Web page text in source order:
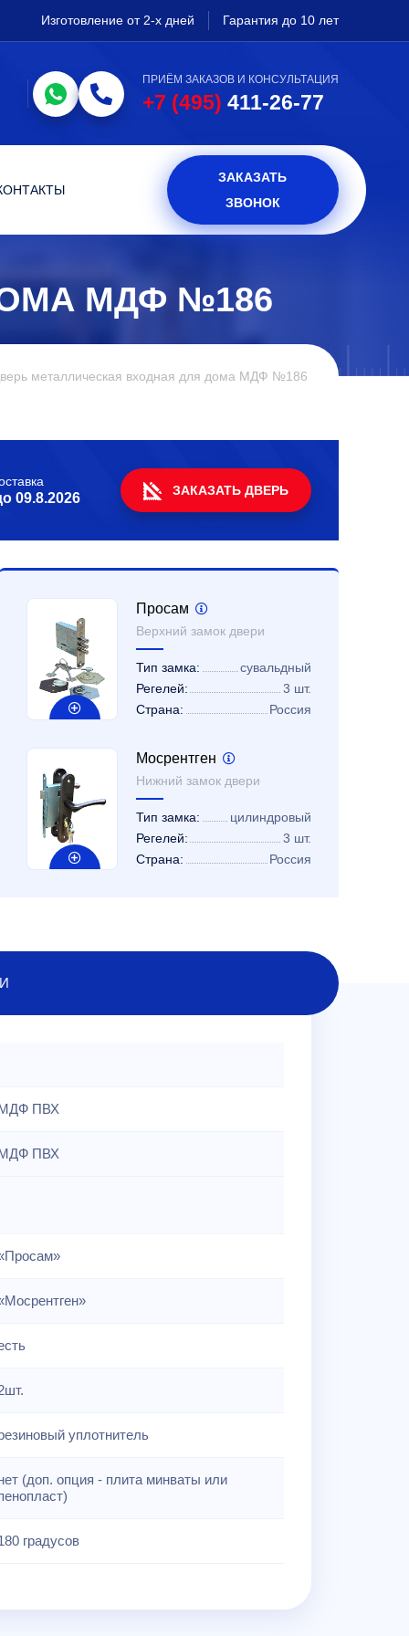
Изготовление от 2-х дней Гарантия до 10 лет
ПРИЁМ ЗАКАЗОВ И КОНСУЛЬТАЦИЯ
+7 (495) 411-26-77
ЗАКАЗАТЬ
ЗВОНОК
МДФ №186
металлическая входная для дома МДФ №186
09.8.2026 ЗАКАЗАТЬ ДВЕРЬ
Просам
Верхний замок двери
Тип замка:
сувальдный
Регелей:
3 шт.
Страна:
Россия
Мосрентген
Нижний замок двери
Тип замка:
цилиндровый
Регелей:
3 шт.
Страна:
Россия
ПВХ
ПВХ
уплотнитель
(доп. опция - плита минваты или
градусов